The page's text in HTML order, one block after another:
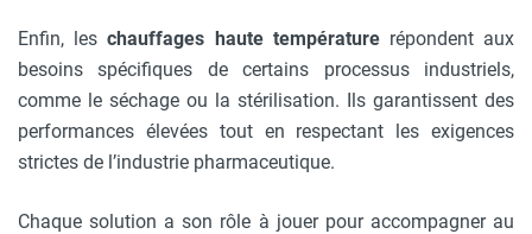
Enfin, leschauffages haute températurerépondent aux
besoins spécifiques de certains processus industriels,
comme le séchage ou la stérilisation. Ils garantissent des
performances élevées tout en respectant les exigences
strictes de l’industrie pharmaceutique.
Chaque solution a son rôle à jouer pour accompagner au